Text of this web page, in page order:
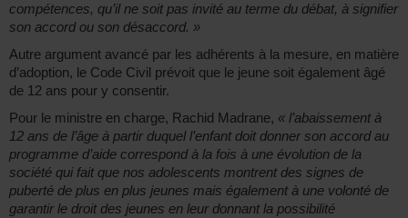
compétences, qu’il ne soit pas invité au terme du débat, à signifier
son accord ou son désaccord. »
Autre argument avancé par les adhérents à la mesure, en matière
d’adoption, le Code Civil prévoit que le jeune soit également âgé
de 12 ans pour y consentir.
Pour le ministre en charge, Rachid Madrane, « l’abaissement à
12 ans de l’âge à partir duquel l’enfant doit donner son accord au
programme d’aide correspond à la fois à une évolution de la
société qui fait que nos adolescents montrent des signes de
puberté de plus en plus jeunes mais également à une volonté de
garantir le droit des jeunes en leur donnant la possibilité